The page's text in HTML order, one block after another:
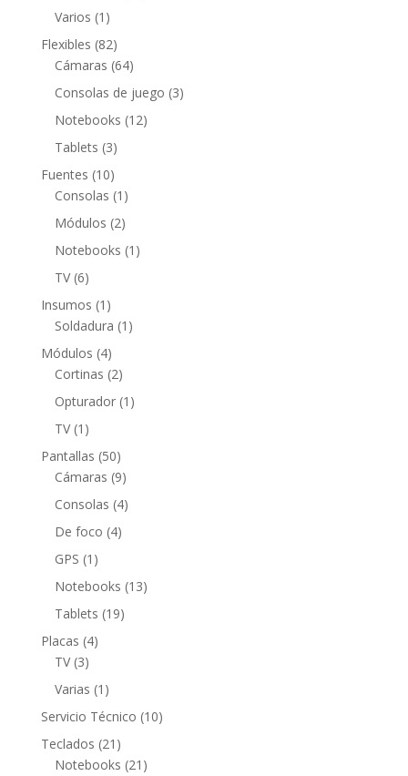
Varios 1 1
producto
Flexibles 8282
productos
Cámaras 6464
productos
Consolas de juego 33
Notebooks 1212
Tablets 33
productos
Fuentes 1010
productos
Consolas 1 1
producto
Módulos 22
productos
Notebooks 1 1
TV 66
productos
Insumos 1 1
producto
Soldadura 1 1
Módulos 44
productos
Cortinas 22
productos
Opturador 1 1
TV 1 1
producto
Pantallas 5050
productos
Cámaras 99
productos
Consolas 44
De foco 44
GPS 1 1
producto
Notebooks 1313
Tablets 1919
Placas 44
TV 33
productos
Varias 1 1
producto
Servicio Técnico 1010
Teclados 21 21
productos
Notebooks 21 21